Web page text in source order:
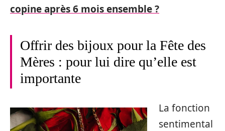
copine après 6 mois ensemble ?
Offrir des bijoux pour la Fête des
Mères : pour lui dire qu’elle est
importante
La fonction
sentimental